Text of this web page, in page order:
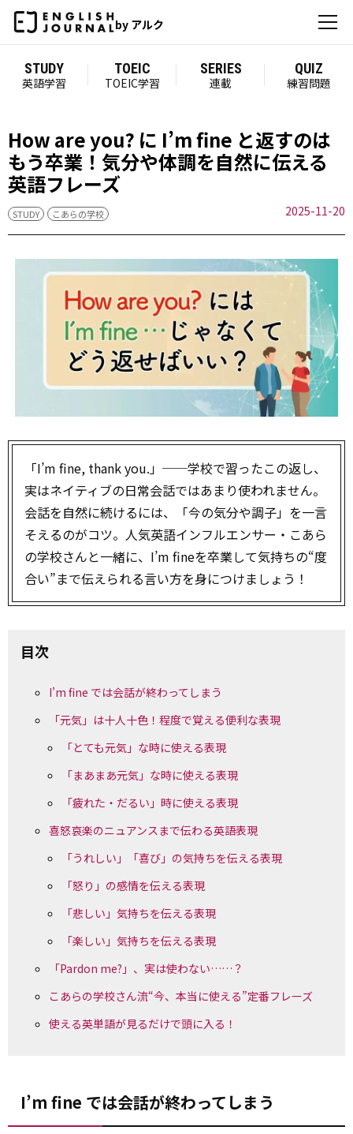
by アルク
STUDY
英語学習
TOEIC
TOEIC学習
SERIES
連載
QUIZ
練習問題
How are you? に I’m fine と返すのは
もう卒業！気分や体調を自然に伝える
英語フレーズ
STUDY こあらの学校 2025-11-20
「I’m fine, thank you.」──学校で習ったこの返し、
実はネイティブの日常会話ではあまり使われません。
会話を自然に続けるには、「今の気分や調子」を一言
そえるのがコツ。人気英語インフルエンサー・こあら
の学校さんと一緒に、I’m fineを卒業して気持ちの“度
合い”まで伝えられる言い方を身につけましょう！
目次
I’m fine では会話が終わってしまう
「元気」は十人十色！程度で覚える便利な表現
「とても元気」な時に使える表現
「まあまあ元気」な時に使える表現
「疲れた・だるい」時に使える表現
喜怒哀楽のニュアンスまで伝わる英語表現
「うれしい」「喜び」の気持ちを伝える表現
「怒り」の感情を伝える表現
「悲しい」気持ちを伝える表現
「楽しい」気持ちを伝える表現
「Pardon me?」、実は使わない……？
こあらの学校さん流“今、本当に使える”定番フレーズ
使える英単語が見るだけで頭に入る！
I’m fine では会話が終わってしまう